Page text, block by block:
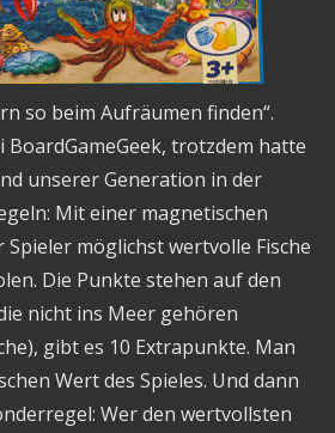
so beim Aufräumen finden“.
BoardGameGeek, trotzdem hatte
unserer Generation in der
Mit einer magnetischen
möglichst wertvolle Fische
Die Punkte stehen auf den
nicht ins Meer gehören
gibt es 10 Extrapunkte. Man
Wert des Spieles. Und dann
Wer den wertvollsten